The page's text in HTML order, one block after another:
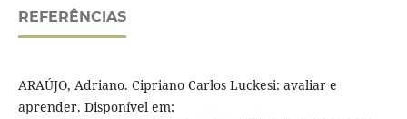
REFERÊNCIAS
ARAÚJO, Adriano. Cipriano Carlos Luckesi: avaliar e
aprender. Disponível em: